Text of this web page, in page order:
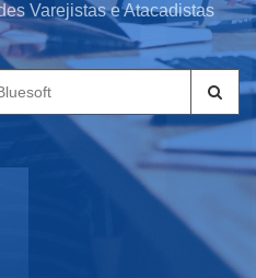
Varejistas e Atacadistas